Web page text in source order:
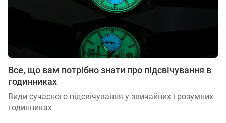
Все, що вам потрібно знати про підсвічування в
годинниках
Види сучасного підсвічування у звичайних і розумних
годинниках